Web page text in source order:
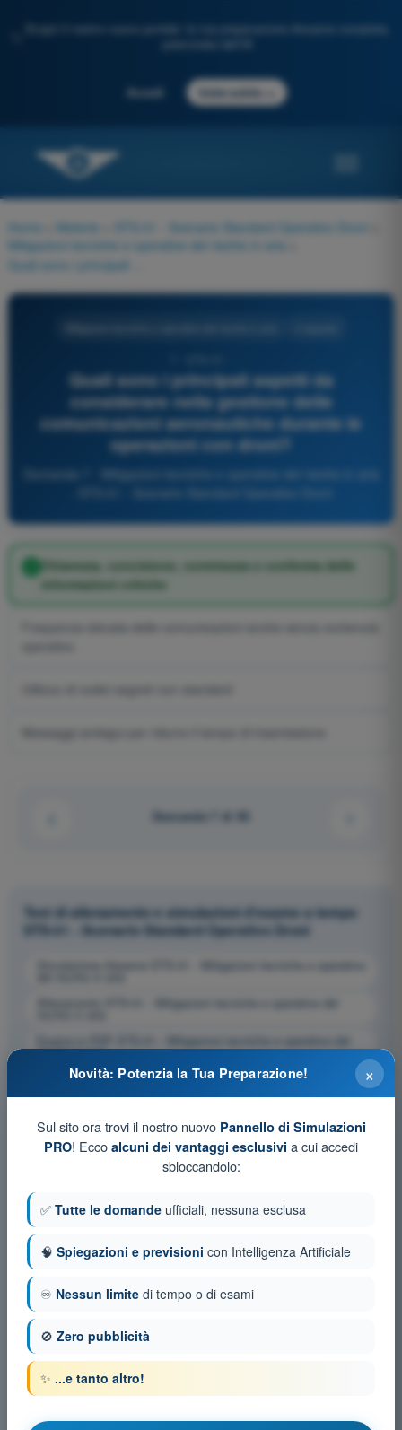
Scopri il nostro nuovo portale: la tua preparazione d'esame completa,
Accedi Inizia subito
Home Materie STS-01 - Scenario Standard Operativo Droni
Mitigazioni tecniche e operative del rischio in aria
Quali sono i principali aspetti da
considerare nella gestione delle
comunicazioni aeronautiche durante le
operazioni con droni?
Domanda 7 - Mitigazioni tecniche e operative del rischio in aria
Chiarezza, concisione, correttezza e conferma delle
informazioni critiche
Messaggi ambigui per ridurre il tempo di trasmissione
Domanda 7 di 65
Test di allenamento e simulazioni d'esame a tempo
STS-01 - Scenario Standard Operativo Droni
Simulazione d'esame STS-01 - Mitigazioni tecniche e operative
Allenamento STS-01 - Mitigazioni tecniche e operative del
Esame in PDF STS-01 - Mitigazioni tecniche e operative del
rischio in aria
×
Novità: Potenzia la Tua Preparazione!
Sul sito ora trovi il nostro nuovo Pannello di Simulazioni
PRO! Ecco alcuni dei vantaggi esclusivi a cui accedi
sbloccandolo:
✅ Tutte le domande ufficiali, nessuna esclusa
🧠 Spiegazioni e previsioni con Intelligenza Artificiale
♾️ Nessun limite di tempo o di esami
🚫 Zero pubblicità
✨ ...e tanto altro!